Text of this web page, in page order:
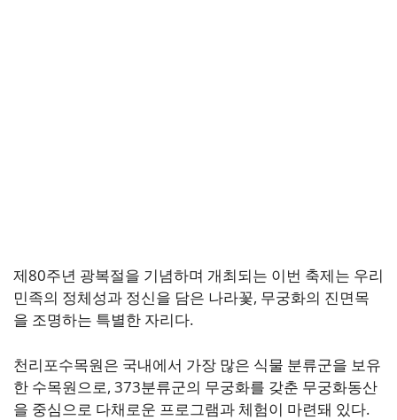
제80주년 광복절을 기념하며 개최되는 이번 축제는 우리
민족의 정체성과 정신을 담은 나라꽃, 무궁화의 진면목
을 조명하는 특별한 자리다.
천리포수목원은 국내에서 가장 많은 식물 분류군을 보유
한 수목원으로, 373분류군의 무궁화를 갖춘 무궁화동산
을 중심으로 다채로운 프로그램과 체험이 마련돼 있다.